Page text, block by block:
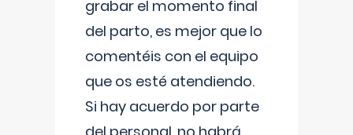
grabar el momento final
del parto, es mejor que lo
comentéis con el equipo
que os esté atendiendo.
Si hay acuerdo por parte